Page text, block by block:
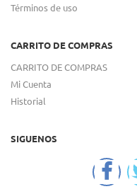
Términos de uso
CARRITO DE COMPRAS
CARRITO DE COMPRAS
Mi Cuenta
Historial
SIGUENOS